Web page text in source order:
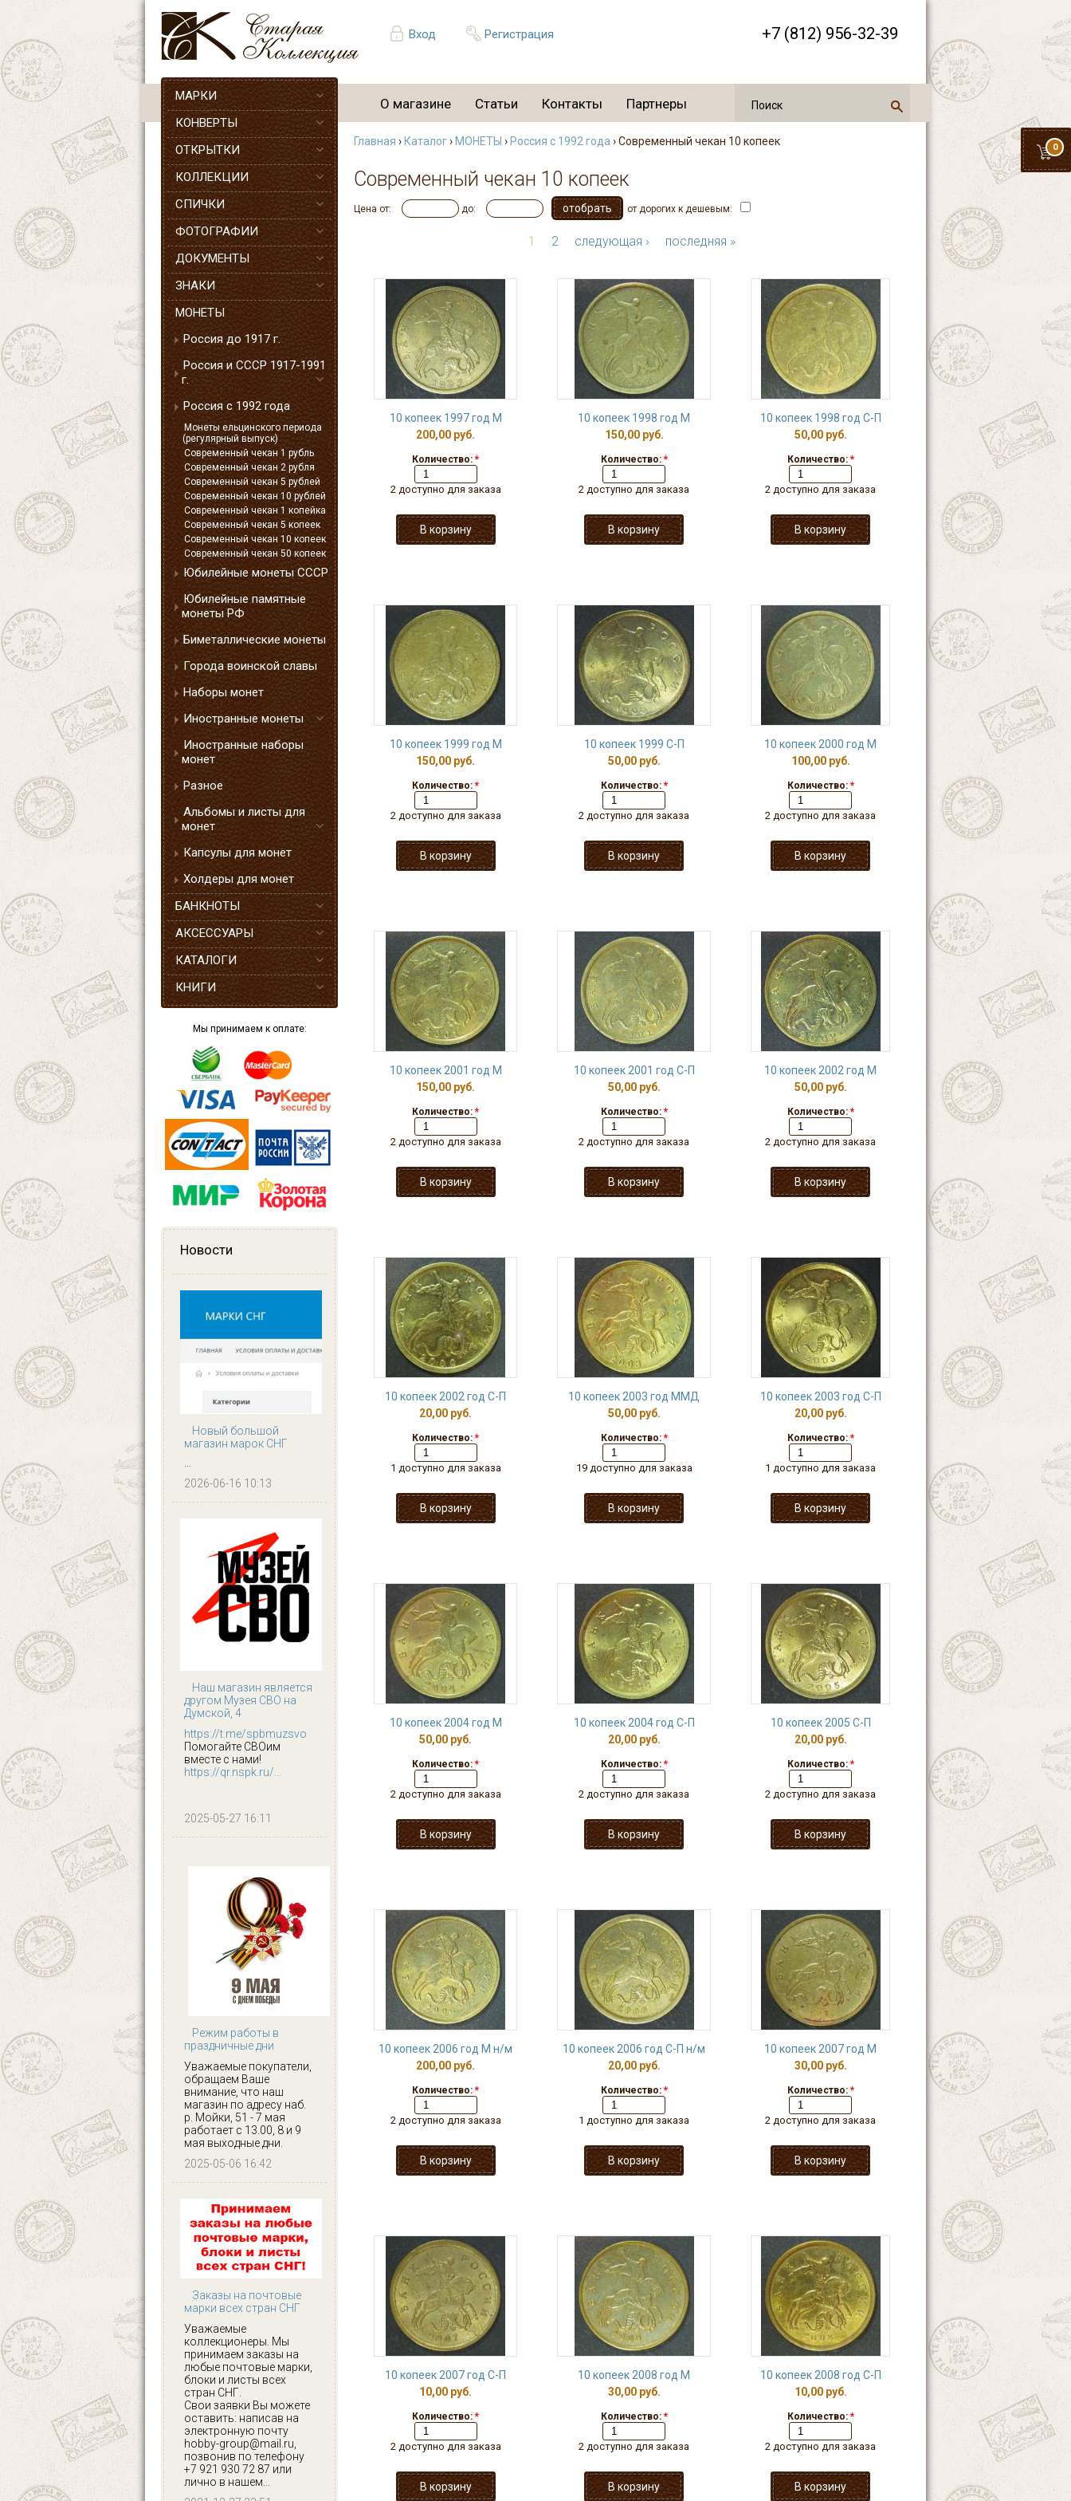
Вход Регистрация +7 (812) 956-32-39
0
О магазине Статьи Контакты Партнеры
МАРКИ
КОНВЕРТЫ
ОТКРЫТКИ
КОЛЛЕКЦИИ
СПИЧКИ
ФОТОГРАФИИ
ДОКУМЕНТЫ
ЗНАКИ
МОНЕТЫ
Россия до 1917 г.
Россия и СССР 1917-1991
г.
Россия с 1992 года
Монеты ельцинского периода
(регулярный выпуск)
Современный чекан 1 рубль
Современный чекан 2 рубля
Современный чекан 5 рублей
Современный чекан 10 рублей
Современный чекан 1 копейка
Современный чекан 5 копеек
Современный чекан 10 копеек
Современный чекан 50 копеек
Юбилейные монеты СССР
Юбилейные памятные
монеты РФ
Биметаллические монеты
Города воинской славы
Наборы монет
Иностранные монеты
Иностранные наборы
монет
Разное
Альбомы и листы для
монет
Капсулы для монет
Холдеры для монет
БАНКНОТЫ
АКСЕССУАРЫ
КАТАЛОГИ
КНИГИ
Мы принимаем к оплате:
Новости
Новый большой
магазин марок СНГ
...
2026-06-16 10:13
Наш магазин является
другом Музея СВО на
Думской, 4
https://t.me/spbmuzsvo
Помогайте СВОим
вместе с нами!
https://qr.nspk.ru/...
2025-05-27 16:11
Режим работы в
праздничные дни
Уважаемые покупатели,
обращаем Ваше
внимание, что наш
магазин по адресу наб.
р. Мойки, 51 - 7 мая
работает с 13.00, 8 и 9
мая выходные дни.
2025-05-06 16:42
Заказы на почтовые
марки всех стран СНГ
Уважаемые
коллекционеры. Мы
принимаем заказы на
любые почтовые марки,
блоки и листы всех
стран СНГ.
Свои заявки Вы можете
оставить: написав на
электронную почту
hobby-group@mail.ru,
позвонив по телефону
+7 921 930 72 87 или
лично в нашем...
Главная › Каталог› МОНЕТЫ › Россия с 1992 года › Современный чекан 10 копеек
Современный чекан 10 копеек
Цена от: до: от дорогих к дешевым:
1 2 следующая › последняя »
10 копеек 1997 год М
200,00 руб.
Количество: *
2 доступно для заказа
10 копеек 1998 год М
150,00 руб.
Количество: *
2 доступно для заказа
10 копеек 1998 год С-П
50,00 руб.
Количество: *
2 доступно для заказа
10 копеек 1999 год М
150,00 руб.
Количество: *
2 доступно для заказа
10 копеек 1999 С-П
50,00 руб.
Количество: *
2 доступно для заказа
10 копеек 2000 год М
100,00 руб.
Количество: *
2 доступно для заказа
10 копеек 2001 год М
150,00 руб.
Количество: *
2 доступно для заказа
10 копеек 2001 год С-П
50,00 руб.
Количество: *
2 доступно для заказа
10 копеек 2002 год М
50,00 руб.
Количество: *
2 доступно для заказа
10 копеек 2002 год С-П
20,00 руб.
Количество: *
1 доступно для заказа
10 копеек 2003 год ММД
50,00 руб.
Количество: *
19 доступно для заказа
10 копеек 2003 год С-П
20,00 руб.
Количество: *
1 доступно для заказа
10 копеек 2004 год М
50,00 руб.
Количество: *
2 доступно для заказа
10 копеек 2004 год С-П
20,00 руб.
Количество: *
2 доступно для заказа
10 копеек 2005 С-П
20,00 руб.
Количество: *
2 доступно для заказа
10 копеек 2006 год М н/м
200,00 руб.
Количество: *
2 доступно для заказа
10 копеек 2006 год С-П н/м
20,00 руб.
Количество: *
1 доступно для заказа
10 копеек 2007 год М
30,00 руб.
Количество: *
2 доступно для заказа
10 копеек 2007 год С-П
10,00 руб.
Количество: *
2 доступно для заказа
10 копеек 2008 год М
30,00 руб.
Количество: *
2 доступно для заказа
10 копеек 2008 год С-П
10,00 руб.
Количество: *
2 доступно для заказа